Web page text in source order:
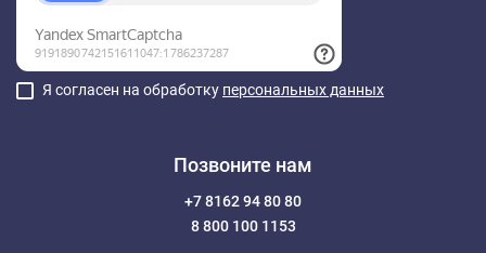
Я согласен на обработку персональных данных
Позвоните нам
+7 8162 94 80 80
8 800 100 1153